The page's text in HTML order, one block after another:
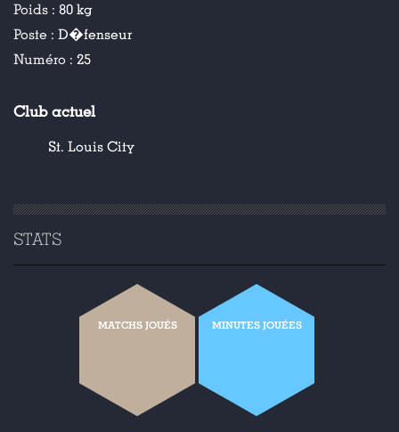
Poids : 80 kg
Poste : D�fenseur
Numéro : 25
Club actuel
St. Louis City
STATS
MATCHS JOUÉS MINUTES JOUÉES